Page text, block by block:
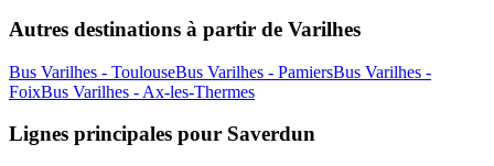
Autres destinations à partir de Varilhes
Bus Varilhes - ToulouseBus Varilhes - PamiersBus Varilhes -
FoixBus Varilhes - Ax-les-Thermes
Lignes principales pour Saverdun